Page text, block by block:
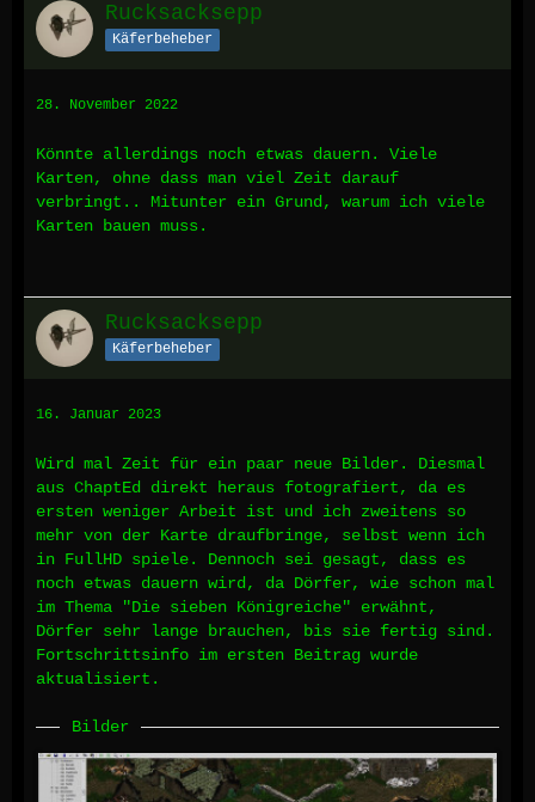
Rucksacksepp
Käferbeheber
28. November 2022
Könnte allerdings noch etwas dauern. Viele
Karten, ohne dass man viel Zeit darauf
verbringt.. Mitunter ein Grund, warum ich viele
Karten bauen muss.
Rucksacksepp
Käferbeheber
16. Januar 2023
Wird mal Zeit für ein paar neue Bilder. Diesmal
aus ChaptEd direkt heraus fotografiert, da es
ersten weniger Arbeit ist und ich zweitens so
mehr von der Karte draufbringe, selbst wenn ich
in FullHD spiele. Dennoch sei gesagt, dass es
noch etwas dauern wird, da Dörfer, wie schon mal
im Thema "Die sieben Königreiche" erwähnt,
Dörfer sehr lange brauchen, bis sie fertig sind.
Fortschrittsinfo im ersten Beitrag wurde
aktualisiert.
Bilder